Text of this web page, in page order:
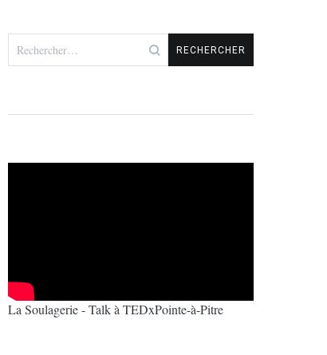
La Soulagerie - Talk à TEDxPointe-à-Pitre